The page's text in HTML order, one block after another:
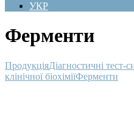
УКР
Ферменти
ПродукціяДіагностичні тест-
клінічної біохіміїФерменти